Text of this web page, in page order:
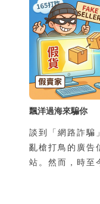
飄洋過海來騙你
談到「網路詐騙
亂槍打鳥的廣告
站。然而，時至